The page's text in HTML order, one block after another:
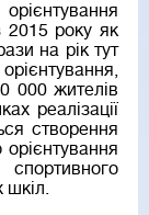
2015 року як
на рік тут
000 жителів
реалізації
створення
шкіл.